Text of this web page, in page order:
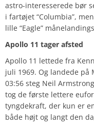
astro-interesserede bør
i fartøjet “Columbia”,
lille “Eagle”
Apollo 11 tager afsted
Apollo 11 lettede fra
juli 1969. Og landede på
03:56 steg Neil
tog de første lettere
tyngdekraft, der kun er
både højt og langt den